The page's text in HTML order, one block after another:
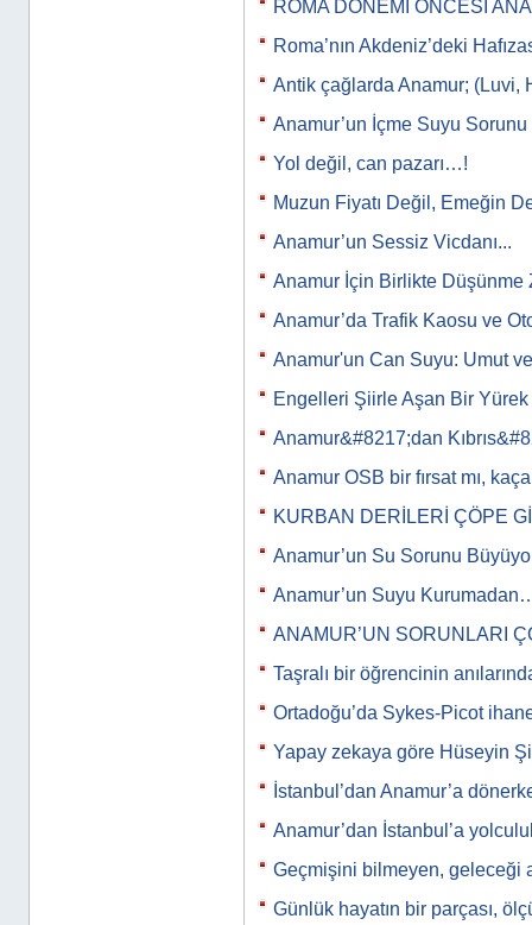
ROMA DÖNEMİ ÖNCESİ
Roma’nın Akdeniz’deki
Antik çağlarda Anamur; (Luvi,
Anamur’un İçme Suyu Sorunu
Yol değil, can pazarı…!
Muzun Fiyatı Değil, Emeğin
Anamur’un Sessiz Vicdanı...
Anamur İçin Birlikte Düşünme
Anamur’da Trafik Kaosu ve
Anamur'un Can Suyu: Umut
Engelleri Şiirle Aşan Bir Yürek
Anamur&#8217;dan
Anamur OSB bir fırsat mı,
KURBAN DERİLERİ ÇÖPE
Anamur’un Su Sorunu
Anamur’un Suyu
ANAMUR’UN SORUNLARI
Taşralı bir öğrencinin
Ortadoğu’da Sykes-Picot
Yapay zekaya göre Hüseyin
İstanbul’dan Anamur’a
Anamur’dan İstanbul’a
Geçmişini bilmeyen, geleceği
Günlük hayatın bir parçası,